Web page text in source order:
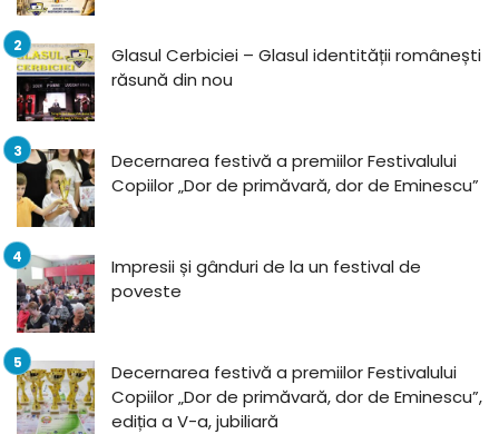
Glasul Cerbiciei – Glasul identității românești
răsună din nou
Decernarea festivă a premiilor Festivalului
Copiilor „Dor de primăvară, dor de Eminescu”
Impresii și gânduri de la un festival de
poveste
Decernarea festivă a premiilor Festivalului
Copiilor „Dor de primăvară, dor de Eminescu”,
ediția a V-a, jubiliară